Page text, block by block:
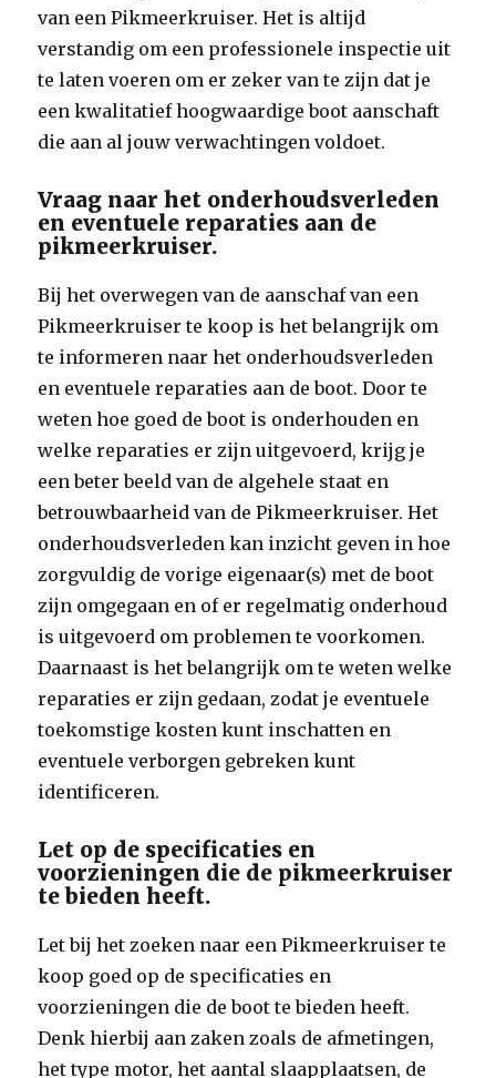
van een Pikmeerkruiser. Het is altijd
verstandig om een professionele inspectie uit
te laten voeren om er zeker van te zijn dat je
een kwalitatief hoogwaardige boot aanschaft
die aan al jouw verwachtingen voldoet.
Vraag naar het onderhoudsverleden
en eventuele reparaties aan de
pikmeerkruiser.
Bij het overwegen van de aanschaf van een
Pikmeerkruiser te koop is het belangrijk om
te informeren naar het onderhoudsverleden
en eventuele reparaties aan de boot. Door te
weten hoe goed de boot is onderhouden en
welke reparaties er zijn uitgevoerd, krijg je
een beter beeld van de algehele staat en
betrouwbaarheid van de Pikmeerkruiser. Het
onderhoudsverleden kan inzicht geven in hoe
zorgvuldig de vorige eigenaar(s) met de boot
zijn omgegaan en of er regelmatig onderhoud
is uitgevoerd om problemen te voorkomen.
Daarnaast is het belangrijk om te weten welke
reparaties er zijn gedaan, zodat je eventuele
toekomstige kosten kunt inschatten en
eventuele verborgen gebreken kunt
identificeren.
Let op de specificaties en
voorzieningen die de pikmeerkruiser
te bieden heeft.
Let bij het zoeken naar een Pikmeerkruiser te
koop goed op de specificaties en
voorzieningen die de boot te bieden heeft.
Denk hierbij aan zaken zoals de afmetingen,
het type motor, het aantal slaapplaatsen, de